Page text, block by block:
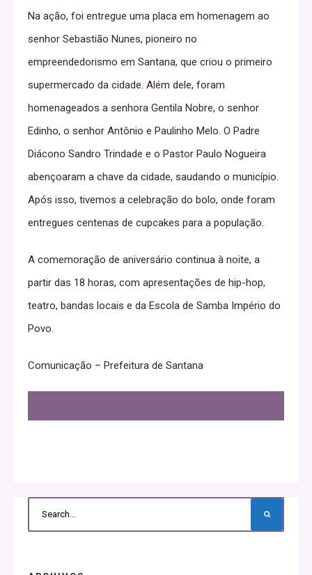
Na ação, foi entregue uma placa em homenagem ao
senhor Sebastião Nunes, pioneiro no
empreendedorismo em Santana, que criou o primeiro
supermercado da cidade. Além dele, foram
homenageados a senhora Gentila Nobre, o senhor
Edinho, o senhor Antônio e Paulinho Melo. O Padre
Diácono Sandro Trindade e o Pastor Paulo Nogueira
abençoaram a chave da cidade, saudando o município.
Após isso, tivemos a celebração do bolo, onde foram
entregues centenas de cupcakes para a população.
A comemoração de aniversário continua à noite, a
partir das 18 horas, com apresentações de hip-hop,
teatro, bandas locais e da Escola de Samba Império do
Povo.
Comunicação – Prefeitura de Santana